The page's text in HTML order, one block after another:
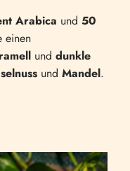
Arabica und 50
einen
und dunkle
und Mandel.